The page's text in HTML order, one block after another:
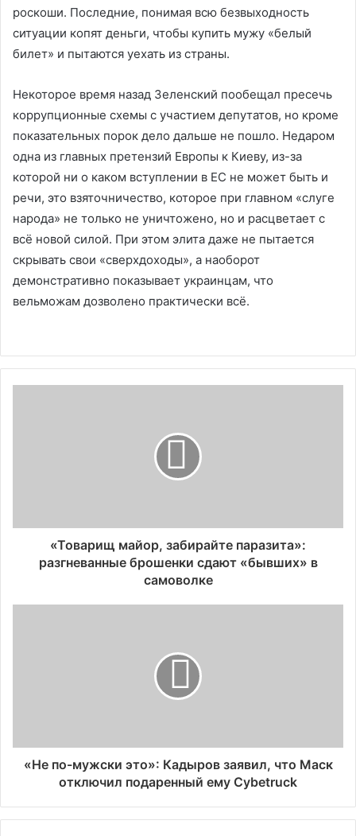
роскоши. Последние, понимая всю безвыходность
ситуации копят деньги, чтобы купить мужу «белый
билет» и пытаются уехать из страны.
Некоторое время назад Зеленский пообещал пресечь
коррупционные схемы с участием депутатов, но кроме
показательных порок дело дальше не пошло. Недаром
одна из главных претензий Европы к Киеву, из-за
которой ни о каком вступлении в ЕС не может быть и
речи, это взяточничество, которое при главном «слуге
народа» не только не уничтожено, но и расцветает с
всё новой силой. При этом элита даже не пытается
скрывать свои «сверхдоходы», а наоборот
демонстративно показывает украинцам, что
вельможам дозволено практически всё.
«Товарищ майор, забирайте паразита»:
разгневанные брошенки сдают «бывших» в
самоволке
«Не по-мужски это»: Кадыров заявил, что Маск
отключил подаренный ему Cybetruck